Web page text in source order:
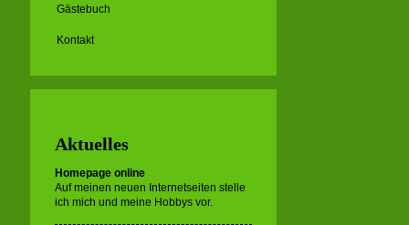
Gästebuch
Kontakt
Aktuelles
Homepage online
Auf meinen neuen Internetseiten stelle
ich mich und meine Hobbys vor.